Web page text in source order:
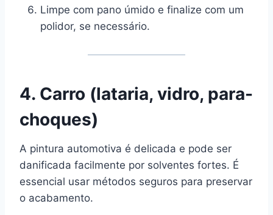
Limpe com pano úmido e finalize com um
polidor, se necessário.
4. Carro (lataria, vidro, para-
choques)
A pintura automotiva é delicada e pode ser
danificada facilmente por solventes fortes. É
essencial usar métodos seguros para preservar
o acabamento.